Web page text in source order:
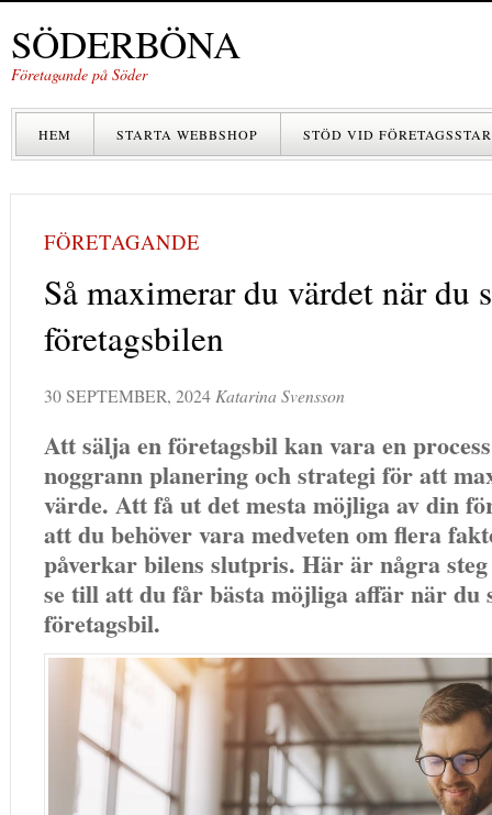
SÖDERBÖNA
Företagande på Söder
HEM STARTA WEBBSHOP STÖD VID
FÖRETAGANDE
Så maximerar du värdet när du
företagsbilen
30 SEPTEMBER, 2024 Katarina Svensson
Att sälja en företagsbil kan vara en
noggrann planering och strategi för att
värde. Att få ut det mesta möjliga av din
att du behöver vara medveten om flera
påverkar bilens slutpris. Här är några
se till att du får bästa möjliga affär när du
företagsbil.